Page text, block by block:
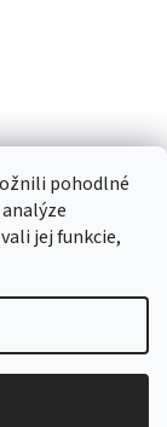
pohodlné
jej funkcie,